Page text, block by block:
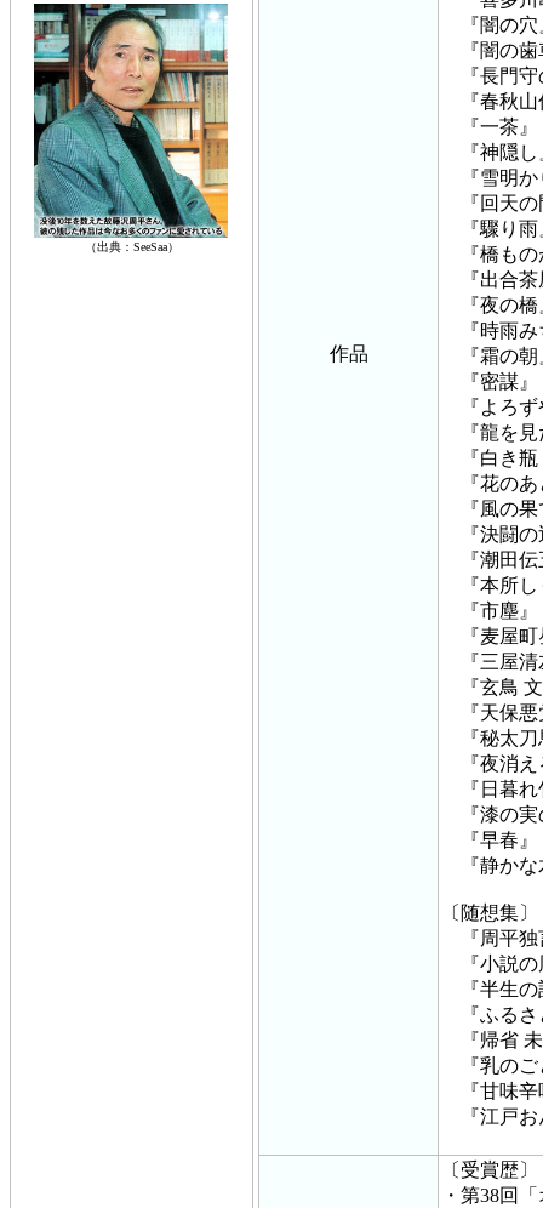
（出典：SeeSaa）
作品
『闇の穴
『闇の歯
『長門守
『春秋山
『一茶』
『神隠し
『雪明か
『回天の
『驟り雨
『橋もの
『出合茶
『夜の橋
『時雨み
『霜の朝
『密謀』
『よろず
『龍を見
『白き瓶
『花のあ
『風の果
『決闘の
『潮田伝
『本所し
『市塵』
『麦屋町
『三屋清
『玄鳥
『天保悪
『秘太刀
『夜消え
『日暮れ
『漆の実
『早春』
『静かな
〔随想集〕
『周平独
『小説の
『半生の
『ふるさ
『帰省 未
『乳のご
『甘味辛
『江戸お
〔受賞歴〕
・第38回